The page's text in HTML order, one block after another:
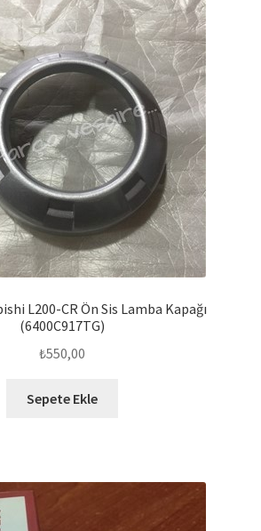
L200-CR Ön Sis Lamba Kapağı
(6400C917TG)
₺550,00
Sepete Ekle